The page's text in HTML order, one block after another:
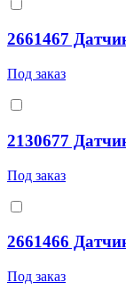
2661467
Под заказ
2130677
Под заказ
2661466
Под заказ